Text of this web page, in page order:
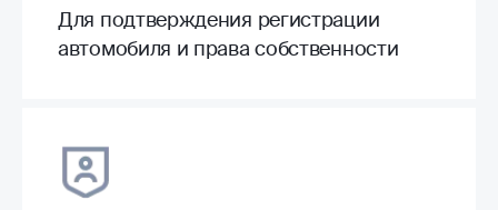
Для подтверждения регистрации
автомобиля и права собственности